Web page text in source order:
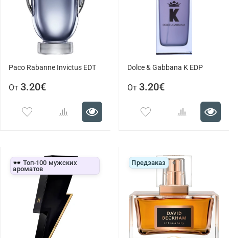
Paco Rabanne Invictus EDT
От 3.20€
Dolce & Gabbana K EDP
От 3.20€
🕶️ Топ-100 мужских
ароматов
Предзаказ